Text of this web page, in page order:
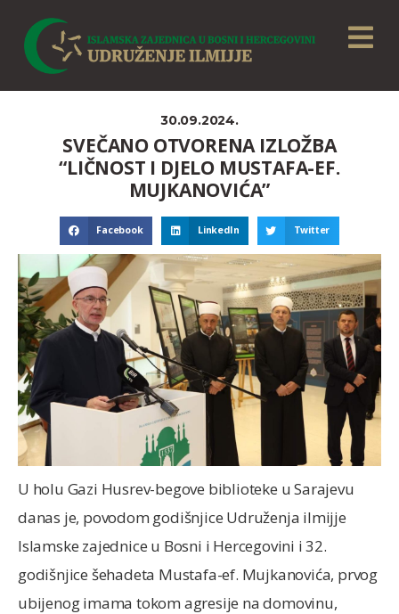
30.09.2024.
SVEČANO OTVORENA IZLOŽBA
“LIČNOST I DJELO MUSTAFA-EF.
MUJKANOVIĆA”
Facebook LinkedIn Twitter
U holu Gazi Husrev-begove biblioteke u Sarajevu
danas je, povodom godišnjice Udruženja ilmijje
Islamske zajednice u Bosni i Hercegovini i 32.
godišnjice šehadeta Mustafa-ef. Mujkanovića, prvog
ubijenog imama tokom agresije na domovinu,